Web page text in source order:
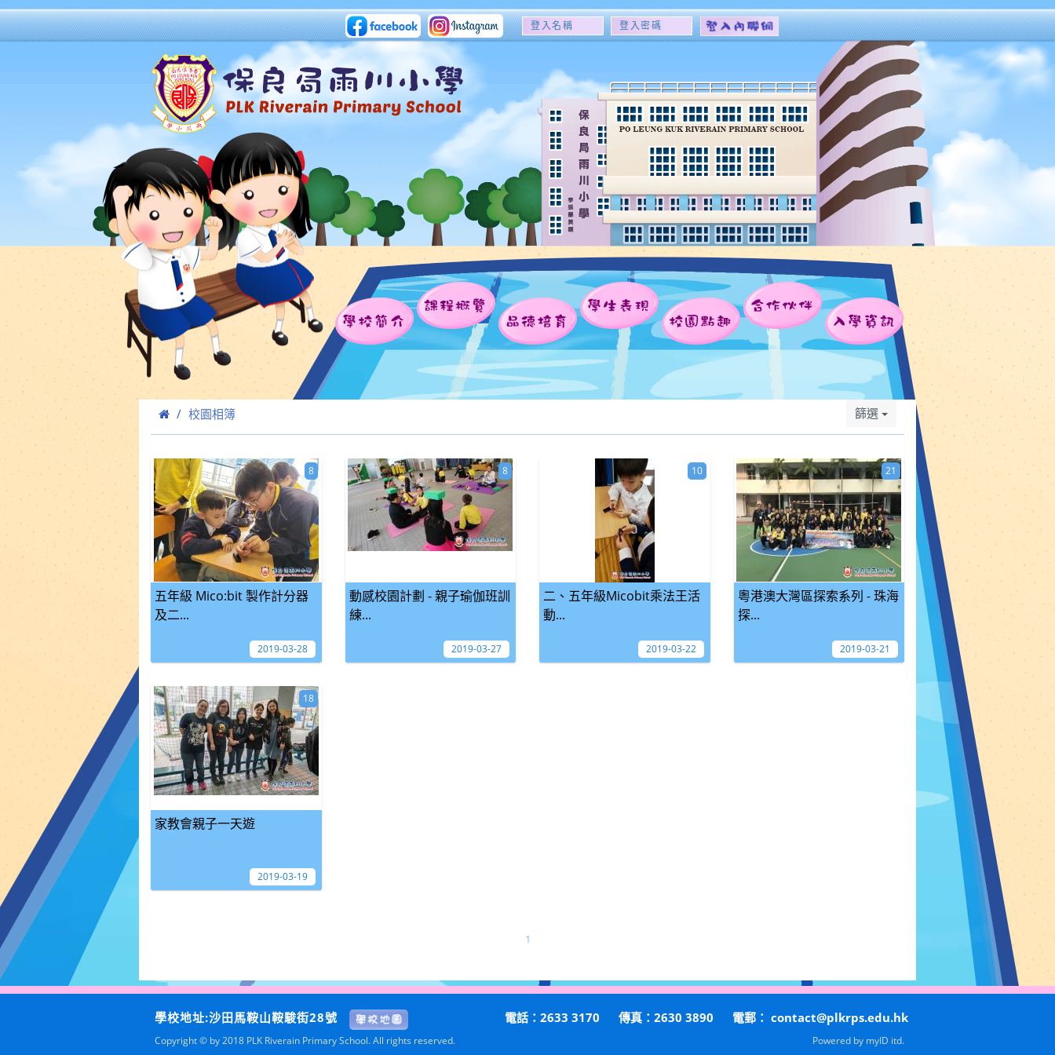
登
名
稱
登
密
碼
學校簡介
課程概覽
品德培育
學生表現
校園點趣
合作伙伴
入學資訊
校園相簿 篩選
五年級 Mico:bit 製作計分器
及二...
8
2019-03-28
動感校園計劃 - 親子瑜伽班訓
練...
8
2019-03-27
二、五年級Micobit乘法王活
動...
10
2019-03-22
粵港澳大灣區探索系列 - 珠海
探...
21
2019-03-21
家教會親子一天遊
18
2019-03-19
1
學校地址:沙田馬鞍山鞍駿街28號 電話：2633 3170 傳真：2630 3890 電郵： contact@plkrps.edu.hk
Copyright © by 2018 PLK Riverain Primary School. All rights reserved. Powered by myID itd.